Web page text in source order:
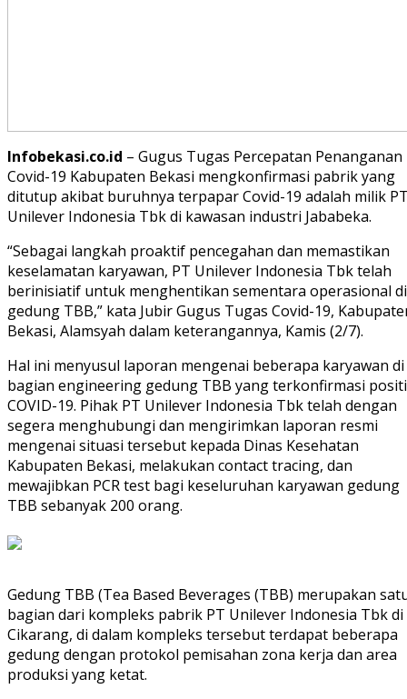
Infobekasi.co.id – Gugus Tugas Percepatan Penanganan
Covid-19 Kabupaten Bekasi mengkonfirmasi pabrik yang
ditutup akibat buruhnya terpapar Covid-19 adalah milik
Unilever Indonesia Tbk di kawasan industri Jababeka.
“Sebagai langkah proaktif pencegahan dan memastikan
keselamatan karyawan, PT Unilever Indonesia Tbk telah
berinisiatif untuk menghentikan sementara operasional di
gedung TBB,” kata Jubir Gugus Tugas Covid-19,
Bekasi, Alamsyah dalam keterangannya, Kamis (2/7).
Hal ini menyusul laporan mengenai beberapa karyawan di
bagian engineering gedung TBB yang terkonfirmasi
COVID-19. Pihak PT Unilever Indonesia Tbk telah dengan
segera menghubungi dan mengirimkan laporan resmi
mengenai situasi tersebut kepada Dinas Kesehatan
Kabupaten Bekasi, melakukan contact tracing, dan
mewajibkan PCR test bagi keseluruhan karyawan gedung
TBB sebanyak 200 orang.
Gedung TBB (Tea Based Beverages (TBB) merupakan
bagian dari kompleks pabrik PT Unilever Indonesia Tbk di
Cikarang, di dalam kompleks tersebut terdapat beberapa
gedung dengan protokol pemisahan zona kerja dan area
produksi yang ketat.